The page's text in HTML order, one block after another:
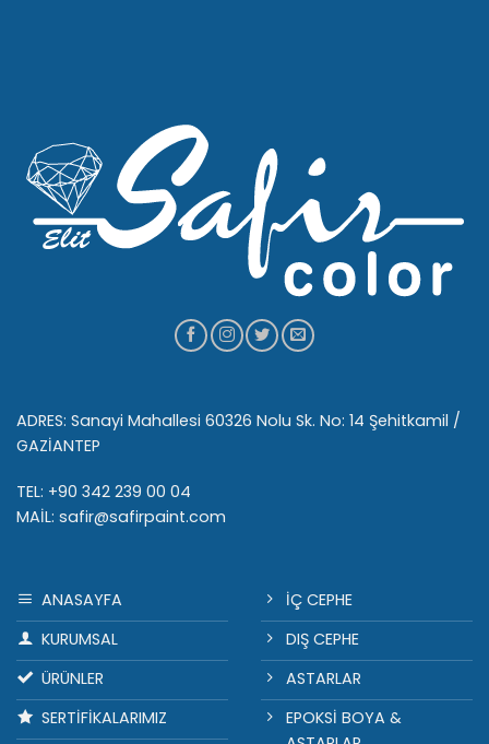
ADRES: Sanayi Mahallesi 60326 Nolu Sk. No: 14 Şehitkamil /
GAZİANTEP
TEL: +90 342 239 00 04
MAİL: safir@safirpaint.com
ANASAYFA
KURUMSAL
ÜRÜNLER
SERTİFİKALARIMIZ
İÇ CEPHE
DIŞ CEPHE
ASTARLAR
EPOKSİ BOYA &